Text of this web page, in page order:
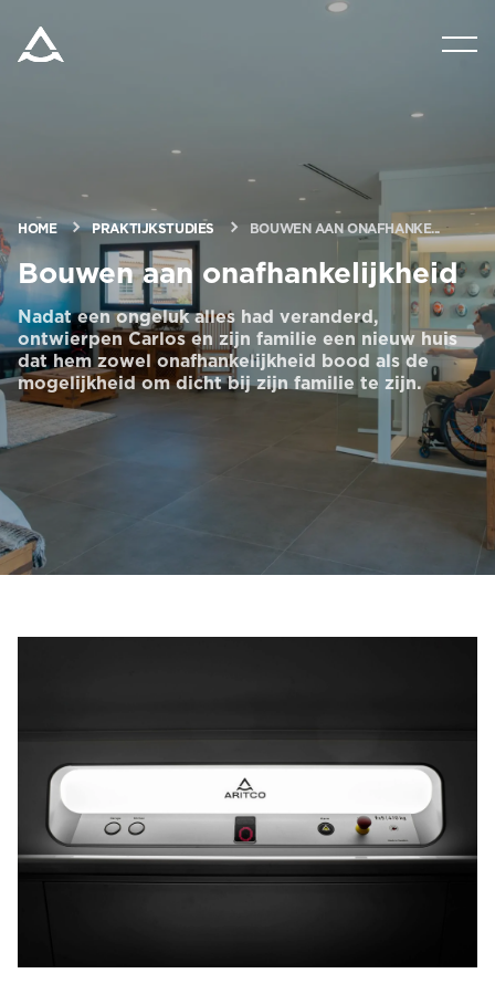
PRODUCTEN
HULPMIDDELEN
BLOG & NIEUWS
OVER ARITCO
PROFESSIONELE
Bestel een Digital HomeKit
Vraag om een prijsraming
NL
HOME PRAKTIJKSTUDIES BOUWEN AAN ONAFHANKE...
Bouwen aan onafhankelijkheid
Nadat een ongeluk alles had veranderd,
ontwierpen Carlos en zijn familie een nieuw huis
dat hem zowel onafhankelijkheid bood als de
mogelijkheid om dicht bij zijn familie te zijn.